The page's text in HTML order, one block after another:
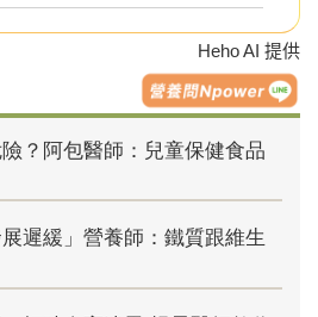
Heho AI 提供